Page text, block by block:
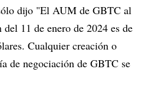
dijo "El AUM de GBTC al
11 de enero de 2024 es de
Cualquier creación o
de negociación de GBTC se